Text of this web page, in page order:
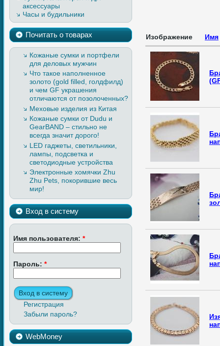
кожи и меха
Легкая одежда
Обувь
аксессуары
Часы и будильники
Почитать о товарах
Кожаные сумки и портфели
для деловых мужчин
Что такое наполненное
золото (gold filled, голдфилд)
и чем GF украшения
отличаются от позолоченных?
Меховые изделия из Китая
Кожаные сумки от Dudu и
GearBAND – cтильно не
всегда значит дорого!
LED гаджеты, светильники,
лампы, подсветка и
светодиодные устройства
Электронные хомячки Zhu
Zhu Pets, покорившие весь
мир!
Вход в систему
Имя пользователя: *
Пароль: *
Регистрация
Забыли пароль?
WebMoney
Изображение Имя